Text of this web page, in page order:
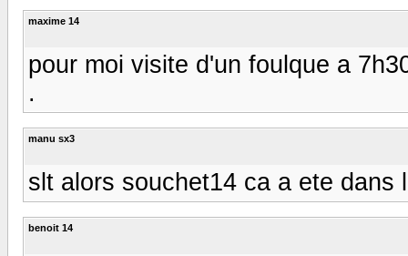
maxime 14
pour moi visite d'un foulque a
.
manu sx3
slt alors souchet14 ca a ete dans
benoit 14